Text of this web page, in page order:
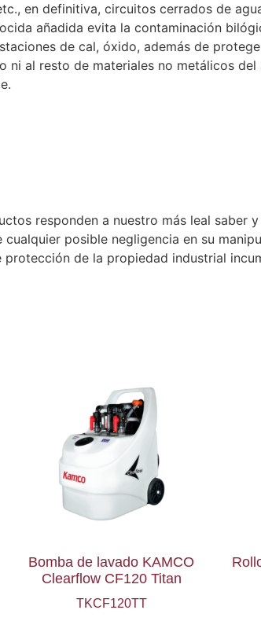
en definitiva, circuitos cerrados de
añadida evita la contaminación
de cal, óxido, además de
al resto de materiales no metálicos
responden a nuestro más leal saber
posible negligencia en su
de la propiedad industrial
Bomba de lavado KAMCO
Clearflow CF120 Titan
TKCF120TT